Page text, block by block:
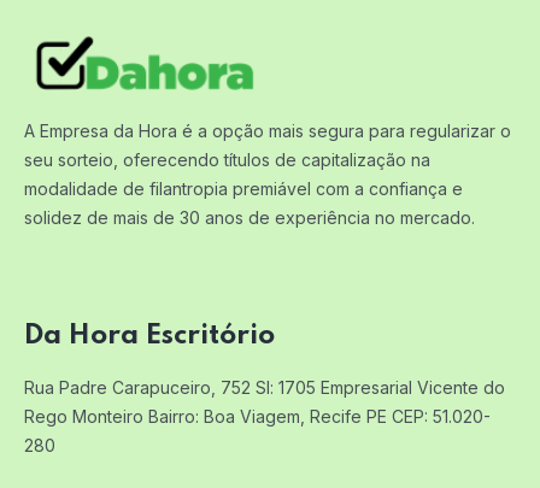
A Empresa da Hora é a opção mais segura para regularizar o
seu sorteio, oferecendo títulos de capitalização na
modalidade de filantropia premiável com a confiança e
solidez de mais de 30 anos de experiência no mercado.
Da Hora Escritório
Rua Padre Carapuceiro, 752 Sl: 1705 Empresarial Vicente do
Rego Monteiro Bairro: Boa Viagem, Recife PE CEP: 51.020-
280